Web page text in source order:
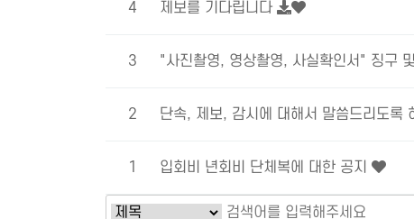
4 제보를 기다립니다
3 "사진촬영, 영상촬영, 사실확인서" 징구
2 단속, 제보, 감시에 대해서 말씀드리도록
1 입회비 년회비 단체복에 대한 공지